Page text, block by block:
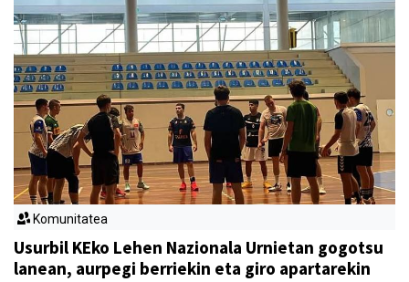
Komunitatea
Usurbil KEko Lehen Nazionala Urnietan gogotsu
lanean, aurpegi berriekin eta giro apartarekin